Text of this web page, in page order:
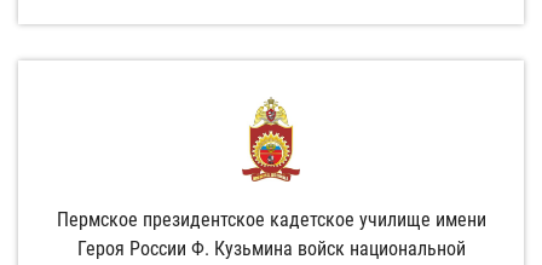
Пермское президентское кадетское училище имени
Героя России Ф. Кузьмина войск национальной